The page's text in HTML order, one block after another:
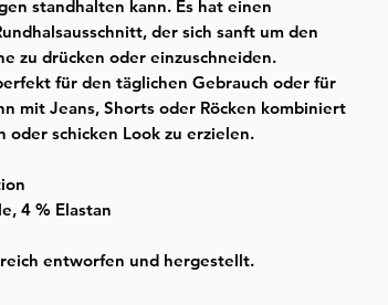
standhalten kann. Es hat einen
der sich sanft um den
zu drücken oder einzuschneiden.
für den täglichen Gebrauch oder für
mit Jeans, Shorts oder Röcken kombiniert
oder schicken Look zu erzielen.
4 % Elastan
entworfen und hergestellt.